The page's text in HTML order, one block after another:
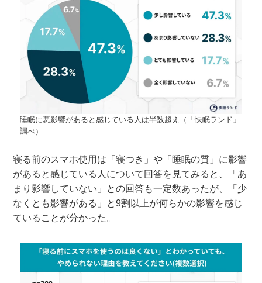
睡眠に悪影響があると感じている人は半数超え（「快眠ランド」
調べ）
寝る前のスマホ使用は「寝つき」や「睡眠の質」に影響
があると感じている人について回答を見てみると、「あ
まり影響していない」との回答も一定数あったが、「少
なくとも影響がある」と9割以上が何らかの影響を感じ
ていることが分かった。